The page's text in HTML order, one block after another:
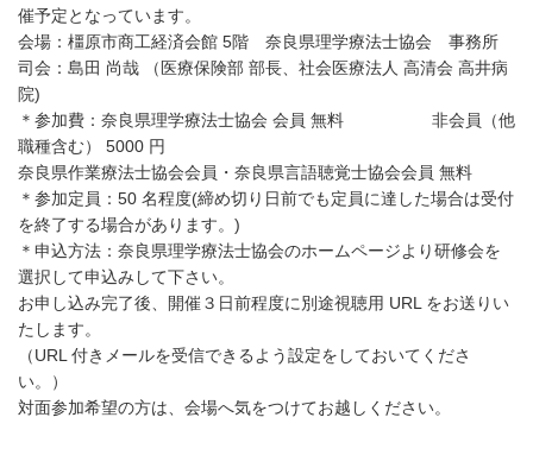
催予定となっています。
会場：橿原市商工経済会館 5階 奈良県理学療法士協会 事務所
司会：島田 尚哉 （医療保険部 部長、社会医療法人 高清会 高井病
院)
＊参加費：奈良県理学療法士協会 会員 無料 非会員（他
職種含む） 5000 円
奈良県作業療法士協会会員・奈良県言語聴覚士協会会員 無料
＊参加定員：50 名程度(締め切り日前でも定員に達した場合は受付
を終了する場合があります。)
＊申込方法：奈良県理学療法士協会のホームページより研修会を
選択して申込みして下さい。
お申し込み完了後、開催３日前程度に別途視聴用 URL をお送りい
たします。
（URL 付きメールを受信できるよう設定をしておいてくださ
い。）
対面参加希望の方は、会場へ気をつけてお越しください。